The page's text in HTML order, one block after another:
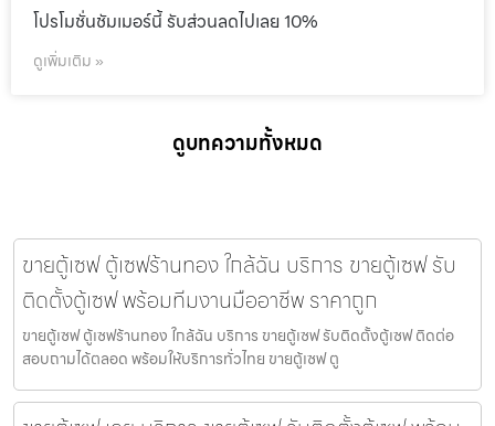
โปรโมชั่นชัมเมอร์นี้ รับส่วนลดไปเลย 10%
ดูเพิ่มเติม »
ดูบทความทั้งหมด
ขายตู้เซฟ ตู้เซฟร้านทอง ใกล้ฉัน บริการ ขายตู้เซฟ รับ
ติดตั้งตู้เซฟ พร้อมทีมงานมืออาชีพ ราคาถูก
ขายตู้เซฟ ตู้เซฟร้านทอง ใกล้ฉัน บริการ ขายตู้เซฟ รับติดตั้งตู้เซฟ ติดต่อ
สอบถามได้ตลอด พร้อมให้บริการทั่วไทย ขายตู้เซฟ ตู